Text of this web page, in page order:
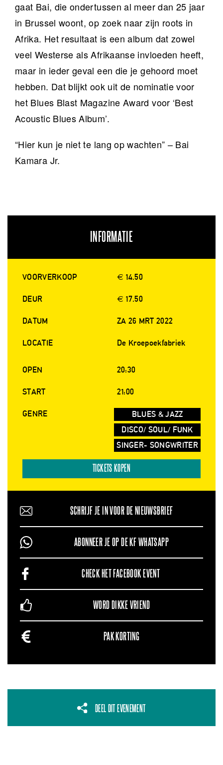
gaat Bai, die ondertussen al meer dan 25 jaar
in Brussel woont, op zoek naar zijn roots in
Afrika. Het resultaat is een album dat zowel
veel Westerse als Afrikaanse invloeden heeft,
maar in ieder geval een die je gehoord moet
hebben. Dat blijkt ook uit de nominatie voor
het Blues Blast Magazine Award voor ‘Best
Acoustic Blues Album’.
“Hier kun je niet te lang op wachten” – Bai
Kamara Jr.
INFORMATIE
VOORVERKOOP € 14.50
DEUR € 17.50
DATUM ZA 26 MRT 2022
LOCATIE De Kroepoekfabriek
OPEN 20:30
START 21:00
GENRE
BLUES & JAZZ
DISCO/ SOUL/ FUNK
SINGER- SONGWRITER
TICKETS KOPEN
SCHRIJF JE IN VOOR DE NIEUWSBRIEF
ABONNEER JE OP DE KF WHATSAPP
CHECK HET FACEBOOK EVENT
WORD DIKKE VRIEND
PAK KORTING
DEEL DIT EVENEMENT